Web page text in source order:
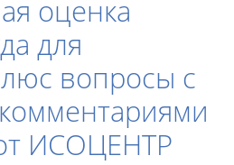
оценка
для
вопросы с
ИСОЦЕНТР